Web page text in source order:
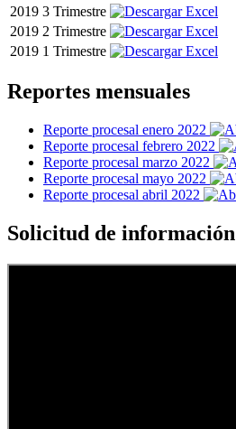
2019 3 Trimestre
2019 2 Trimestre
2019 1 Trimestre
Reportes mensuales
Reporte procesal enero 2022
Reporte procesal febrero 2022
Reporte procesal marzo 2022
Reporte procesal mayo 2022
Reporte procesal abril 2022
Solicitud de